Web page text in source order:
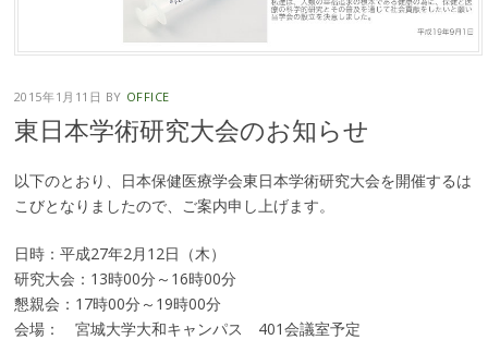
動
2015年1月11日 BY OFFICE
東日本学術研究大会のお知らせ
以下のとおり、日本保健医療学会東日本学術研究大会を開催するは
こびとなりましたので、ご案内申し上げます。
日時：平成27年2月12日（木）
研究大会：13時00分～16時00分
懇親会：17時00分～19時00分
会場： 宮城大学大和キャンパス 401会議室予定